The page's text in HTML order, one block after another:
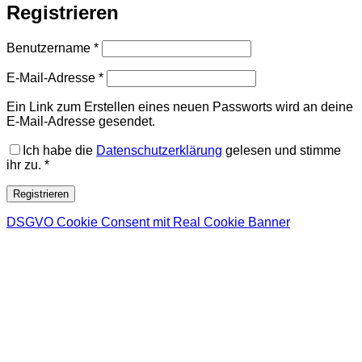
Registrieren
Benutzername *Erforderlich
E-Mail-Adresse *Erforderlich
Ein Link zum Erstellen eines neuen Passworts wird an deine
E-Mail-Adresse gesendet.
Ich habe die Datenschutzerklärung gelesen und stimme
ihr zu. *
Registrieren
DSGVO Cookie Consent mit Real Cookie Banner